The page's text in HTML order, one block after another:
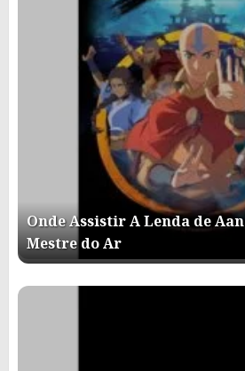
Onde Assistir A Lenda de
Mestre do Ar